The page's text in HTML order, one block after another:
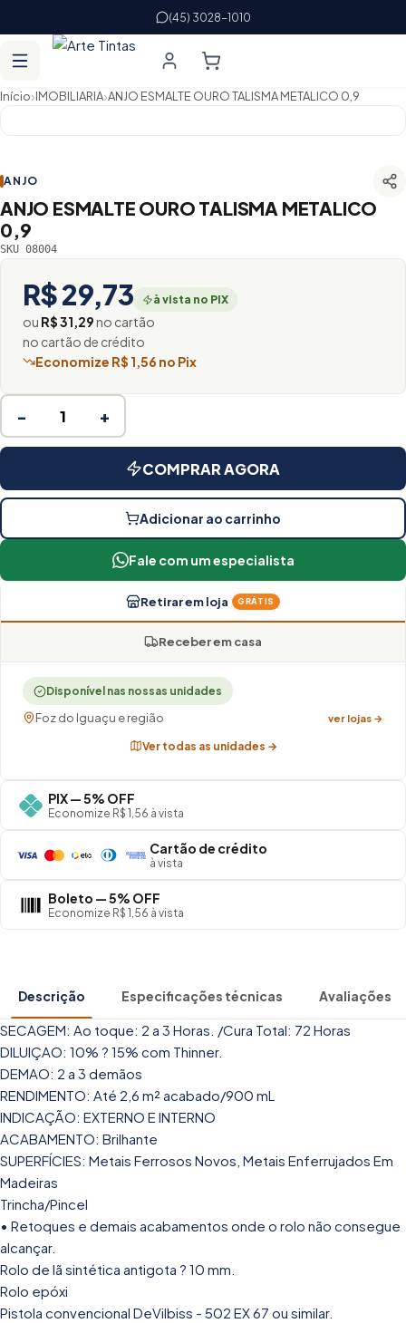
(45) 3028-1010
Início›IMOBILIARIA›ANJO ESMALTE OURO TALISMA METALICO 0,9
ANJO
ANJO ESMALTE OURO TALISMA METALICO
0,9
SKU 08004
R$ 29,73 à vista no PIX
ou R$ 31,29no cartão
no cartão de crédito
Economize R$ 1,56 no Pix
− +
COMPRAR AGORA
Adicionar ao carrinho
Fale com um especialista
Retirar em loja GRÁTIS
Receber em casa
Disponível nas nossas unidades
Foz do Iguaçu e região ver lojas →
Ver todas as unidades →
PIX — 5% OFF
Economize R$ 1,56 à vista
Cartão de crédito
à vista
Boleto — 5% OFF
Economize R$ 1,56 à vista
Descrição Especificações técnicas Avaliações
SECAGEM: Ao toque: 2 a 3 Horas. /Cura Total: 72 Horas
DILUIÇAO: 10% ? 15% com Thinner.
DEMAO: 2 a 3 demãos
RENDIMENTO: Até 2,6 m² acabado/900 mL
INDICAÇÃO: EXTERNO E INTERNO
ACABAMENTO: Brilhante
SUPERFÍCIES: Metais Ferrosos Novos, Metais Enferrujados Em
Madeiras
Trincha/Pincel
• Retoques e demais acabamentos onde o rolo não consegue
alcançar.
Rolo de lã sintética antigota ? 10 mm.
Rolo epóxi
Pistola convencional DeVilbiss - 502 EX 67 ou similar.